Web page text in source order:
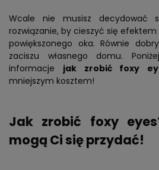
Wcale nie musisz decydować
rozwiązanie, by cieszyć się
powiększonego oka. Równie
zaciszu własnego domu.
informacje jak zrobić foxy
mniejszym kosztem!
Jak zrobić foxy
mogą Ci się przydać!